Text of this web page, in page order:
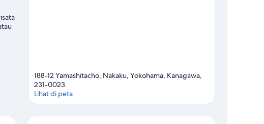
188-12 Yamashitacho, Nakaku, Yokohama, Kanagawa,
231-0023
Lihat di peta